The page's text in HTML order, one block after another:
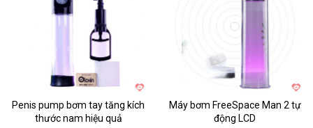
Penis pump bơm tay tăng kích
thước nam hiệu quả
Máy bơm FreeSpace Man 2 tự
động LCD